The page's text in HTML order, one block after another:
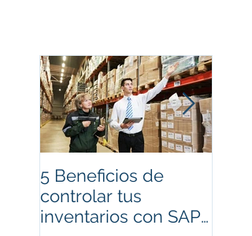
5 Beneficios de
controlar tus
inventarios con SAP